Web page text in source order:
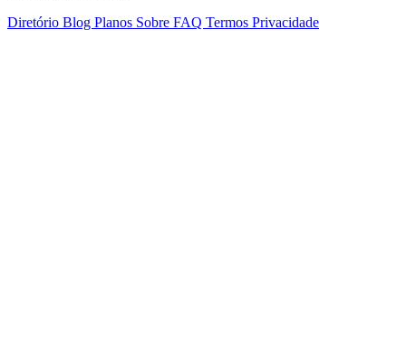
Diretório Blog Planos Sobre FAQ Termos Privacidade